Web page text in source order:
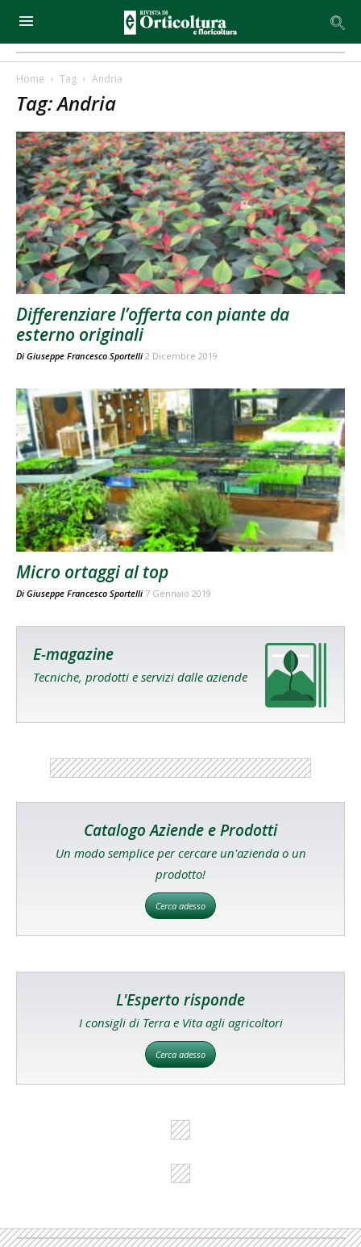
Home Tag Andria
Tag: Andria
Differenziare l’offerta con piante da
esterno originali
Di Giuseppe Francesco Sportelli 2 Dicembre 2019
Micro ortaggi al top
Di Giuseppe Francesco Sportelli 7 Gennaio 2019
E-magazine
Tecniche, prodotti e servizi dalle aziende
Catalogo Aziende e Prodotti
Un modo semplice per cercare un'azienda o un
prodotto!
Cerca adesso
L'Esperto risponde
I consigli di Terra e Vita agli agricoltori
Cerca adesso